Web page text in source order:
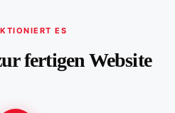
ES
fertigen Website